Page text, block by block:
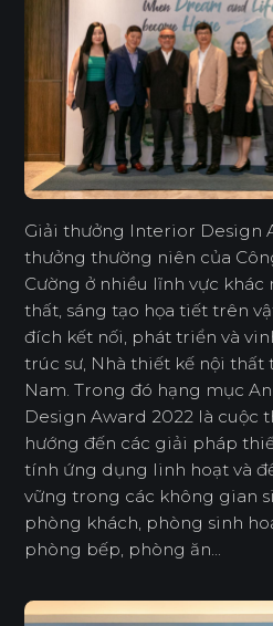
Giải thưởng Interior Design
thưởng thường niên của
Cường ở nhiều lĩnh vực khác
thất, sáng tạo họa tiết trên
đích kết nối, phát triển và
trúc sư, Nhà thiết kế nội
Nam. Trong đó hạng mục
Design Award 2022 là cuộc
hướng đến các giải pháp
tính ứng dụng linh hoạt và
vững trong các không gian
phòng khách, phòng sinh
phòng bếp, phòng ăn...